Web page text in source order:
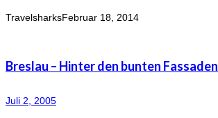
TravelsharksFebruar 18, 2014
Breslau – Hinter den bunten Fassaden
Juli 2, 2005